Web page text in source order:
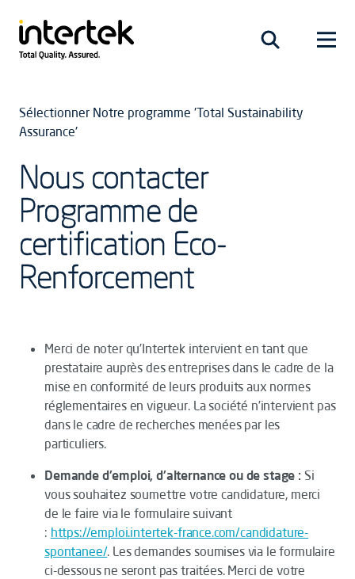
Sélectionner Notre programme 'Total Sustainability
Assurance'
Nous contacter
Programme de
certification Eco-
Renforcement
Merci de noter qu’Intertek intervient en tant que
prestataire auprès des entreprises dans le cadre de la
mise en conformité de leurs produits aux normes
réglementaires en vigueur. La société n’intervient pas
dans le cadre de recherches menées par les
particuliers.
Demande d'emploi, d'alternance ou de stage : Si
vous souhaitez soumettre votre candidature, merci
de le faire via le formulaire suivant
: https://emploi.intertek-france.com/candidature-
spontanee/. Les demandes soumises via le formulaire
ci-dessous ne seront pas traitées. Merci de votre